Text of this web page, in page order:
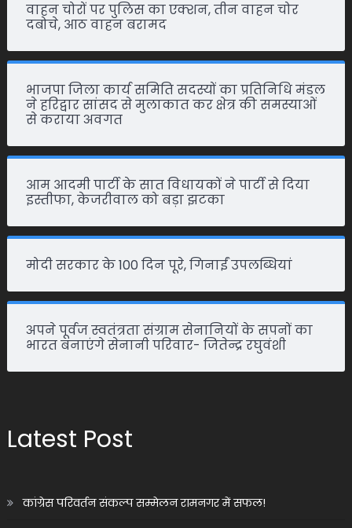
वाहन चोरों पर पुलिस का एक्शन, तीन वाहन चोर
दबोचे, आठ वाहन बरामद
भाजपा जिला कार्य समिति सदस्यों का प्रतिनिधि मंडल
ने हरिद्वार सांसद से मुलाकात कर क्षेत्र की समस्याओं
से कराया अवगत
आम आदमी पार्टी के सात विधायकों ने पार्टी से दिया
इस्तीफा, केजरीवाल को बड़ा झटका
मोदी सरकार के 100 दिन पूरे, गिनाईं उपलब्धियां
अपने पूर्वज स्वतंत्रता संग्राम सेनानियों के सपनों का
भारत बनाएंगे सेनानी परिवार- जितेन्द्र रघुवंशी
Latest Post
कांग्रेस परिवर्तन संकल्प सम्मेलन रामनगर में सफल!